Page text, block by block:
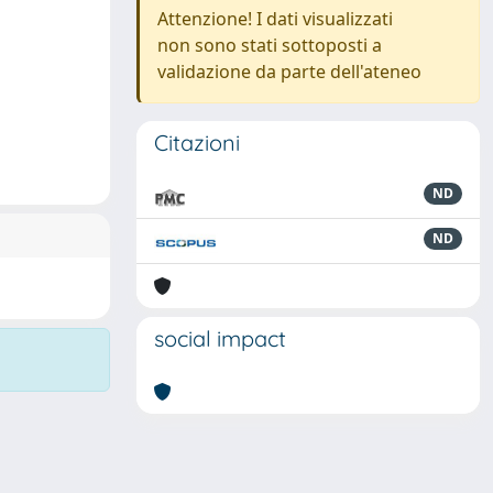
Attenzione! I dati visualizzati
non sono stati sottoposti a
validazione da parte dell'ateneo
Citazioni
ND
ND
social impact